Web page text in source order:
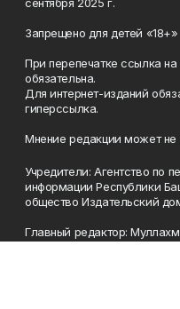
Запрещено для детей «18+»
При перепечатке ссылка
обязательна.
Для интернет-изданий
гиперссылка.
Мнение редакции может не
Учредители: Агентство по
информации Республики
общество Издательский
Главный редактор: